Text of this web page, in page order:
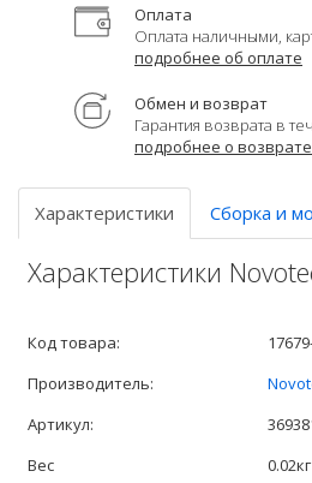
Оплата
Оплата наличными,
подробнее об оплате
Обмен и возврат
Гарантия возврата в
подробнее о
Характеристики Сборка и
Характеристики
Код товара:
Производитель:
Артикул:
Вес
0.02кг